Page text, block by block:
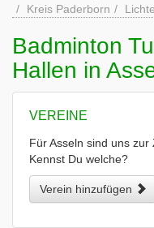
Kreis Paderborn
Badminton
Hallen in
VEREINE
Für Asseln sind uns
Kennst Du welche?
Verein hinzufügen